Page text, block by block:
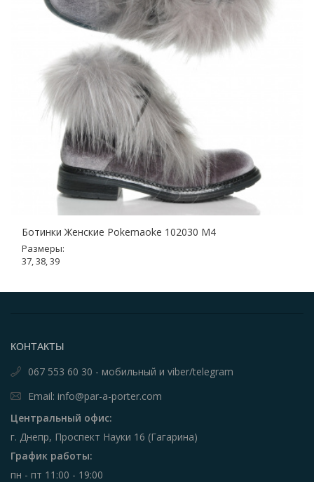
Ботинки Женские Pokemaoke 102030 M4
Размеры:
37, 38, 39
КОНТАКТЫ
067 553 60 30 - мобильный и viber/telegram
Email: info@par-a-porter.com
Центральный офис:
г. Днепр, Проспект Науки 16 (Гагарина)
График работы:
пн - пт 11:00 - 19:00